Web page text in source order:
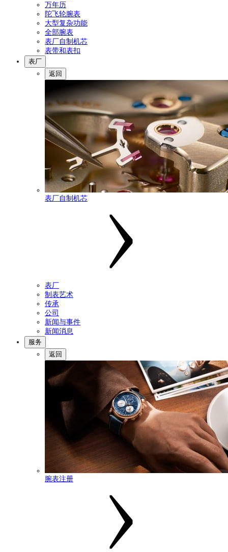
万年历
陀飞轮腕表
大型复杂功能
全部腕表
表厂自制机芯
表带和表扣
表厂
返回
表厂自制机芯
表厂
制表艺术
传承
公司
新闻与事件
新闻消息
服务
返回
腕表注册